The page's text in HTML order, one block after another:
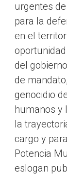
urgentes
para la
en el
del
de
genocidio
humanos y
la
cargo y
Potencia
eslogan